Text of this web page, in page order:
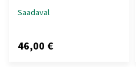
Saadaval
46,00 €